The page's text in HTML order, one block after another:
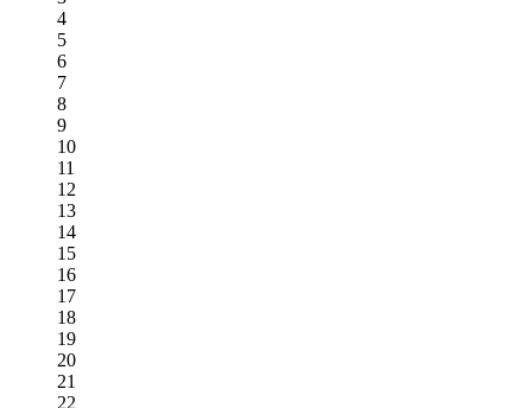
4
5
6
7
8
9
10
11
12
13
14
15
16
17
18
19
20
21
22